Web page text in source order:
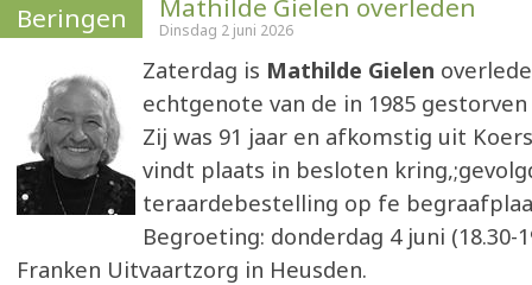
Beringen Mathilde Gielen overleden
Dinsdag 2 juni 2026
Zaterdag is Mathilde Gielen
echtgenote van de in 1985 gestorven
Zij was 91 jaar en afkomstig uit
vindt plaats in besloten
teraardebestelling op fe
Begroeting: donderdag 4 juni (18.30-
Franken Uitvaartzorg in Heusden.